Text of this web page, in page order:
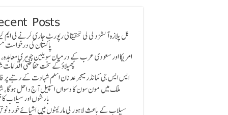
Posts
گل پلازہ آتشزدگی کی تحقیقاتی رپورٹ جاری کرنے کی ایم
پاکستان کی درخواست
امریکا اور سعودی عرب کے درمیان سویلین جوہری
پھیلاؤ کے سخت حفاظتی اقدامات
ایس ایس جی کمانڈر میجر عدنان اسلم شہادت کے رتبے پر
ملک میں مون سون کا دسواں اسپیل آج داخل ہوگا،
بارشوں اور سیلاب
سیلاب کے باعث لاہور کی مارکیٹوں میں اشیائے خور و